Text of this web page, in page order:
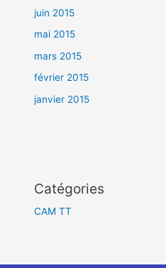
juin 2015
mai 2015
mars 2015
février 2015
janvier 2015
Catégories
CAM TT